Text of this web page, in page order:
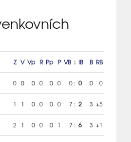
Z V Vp R Pp P VB : IB B RB
0 0 0 0 0 0 0 : 0 0 0
1 1 0 0 0 0 7 : 2 3 +5
2 1 0 0 0 1 7 : 6 3 +1